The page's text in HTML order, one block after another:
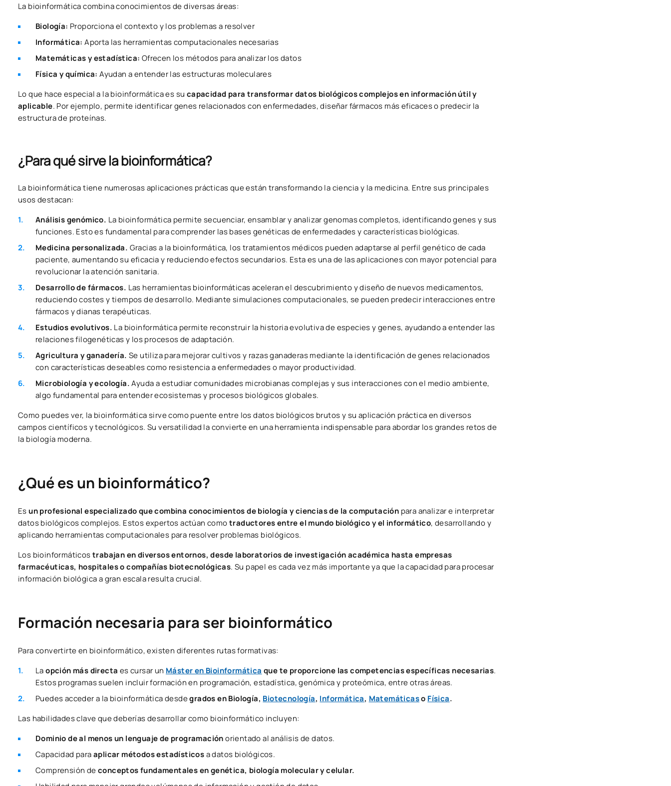
La bioinformática combina conocimientos de diversas áreas:
Biología: Proporciona el contexto y los problemas a resolver
Informática:Aporta las herramientas computacionales necesarias
Matemáticas y estadística: Ofrecen los métodos para analizar los datos
Física y química:Ayudan a entender las estructuras moleculares
Lo que hace especial a la bioinformática es su capacidad para transformar datos biológicos complejos en información útil y
aplicable. Por ejemplo, permite identificar genes relacionados con enfermedades, diseñar fármacos más eficaces o predecir la
estructura de proteínas.
¿Para qué sirve la bioinformática?
La bioinformática tiene numerosas aplicaciones prácticas que están transformando la ciencia y la medicina. Entre sus principales
usos destacan:
Análisis genómico. La bioinformática permite secuenciar, ensamblar y analizar genomas completos, identificando genes y sus
funciones. Esto es fundamental para comprender las bases genéticas de enfermedades y características biológicas.
Medicina personalizada. Gracias a la bioinformática, los tratamientos médicos pueden adaptarse al perfil genético de cada
paciente, aumentando su eficacia y reduciendo efectos secundarios. Esta es una de las aplicaciones con mayor potencial para
revolucionar la atención sanitaria.
Desarrollo de fármacos. Las herramientas bioinformáticas aceleran el descubrimiento y diseño de nuevos medicamentos,
reduciendo costes y tiempos de desarrollo. Mediante simulaciones computacionales, se pueden predecir interacciones entre
fármacos y dianas terapéuticas.
Estudios evolutivos. La bioinformática permite reconstruir la historia evolutiva de especies y genes, ayudando a entender las
relaciones filogenéticas y los procesos de adaptación.
Agricultura y ganadería. Se utiliza para mejorar cultivos y razas ganaderas mediante la identificación de genes relacionados
con características deseables como resistencia a enfermedades o mayor productividad.
Microbiología y ecología.Ayuda a estudiar comunidades microbianas complejas y sus interacciones con el medio ambiente,
algo fundamental para entender ecosistemas y procesos biológicos globales.
Como puedes ver, la bioinformática sirve como puente entre los datos biológicos brutos y su aplicación práctica en diversos
campos científicos y tecnológicos. Su versatilidad la convierte en una herramienta indispensable para abordar los grandes retos de
la biología moderna.
¿Qué es un bioinformático?
Es un profesional especializado que combina conocimientos de biología y ciencias de la computación para analizar e interpretar
datos biológicos complejos. Estos expertos actúan comotraductores entre el mundo biológico y el informático, desarrollando y
aplicando herramientas computacionales para resolver problemas biológicos.
Los bioinformáticostrabajan en diversos entornos, desde laboratorios de investigación académica hasta empresas
farmacéuticas, hospitales o compañías biotecnológicas. Su papel es cada vez más importante ya que la capacidad para procesar
información biológica a gran escala resulta crucial.
Formación necesaria para ser bioinformático
Para convertirte en bioinformático, existen diferentes rutas formativas:
Laopción más directa es cursar un Máster en Bioinformática que te proporcione las competencias específicas necesarias.
Estos programas suelen incluir formación en programación, estadística, genómica y proteómica, entre otras áreas.
Puedes acceder a la bioinformática desdegrados en Biología, Biotecnología, Informática, Matemáticaso Física.
Las habilidades clave que deberías desarrollar como bioinformático incluyen:
Dominio de al menos un lenguaje de programaciónorientado al análisis de datos.
Capacidad paraaplicar métodos estadísticosa datos biológicos.
Comprensión deconceptos fundamentales en genética, biología molecular y celular.